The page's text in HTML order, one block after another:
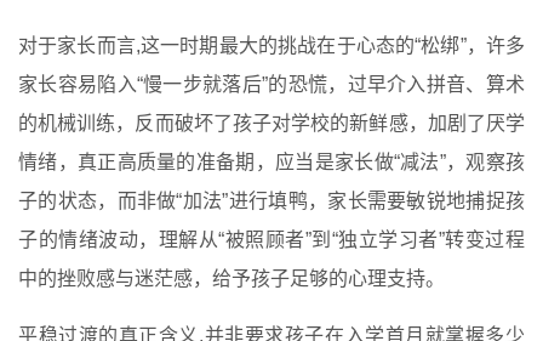
对于家长而言,这一时期最大的挑战在于心态的“松绑”，许多
家长容易陷入“慢一步就落后”的恐慌，过早介入拼音、算术
的机械训练，反而破坏了孩子对学校的新鲜感，加剧了厌学
情绪，真正高质量的准备期，应当是家长做“减法”，观察孩
子的状态，而非做“加法”进行填鸭，家长需要敏锐地捕捉孩
子的情绪波动，理解从“被照顾者”到“独立学习者”转变过程
中的挫败感与迷茫感，给予孩子足够的心理支持。
平稳过渡的真正含义,并非要求孩子在入学首月就掌握多少